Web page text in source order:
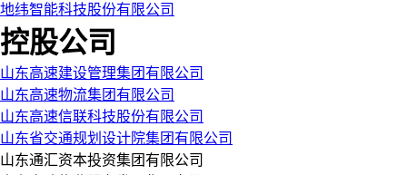
地纬智能科技股份有限公司
控股公司
山东高速建设管理集团有限公司
山东高速物流集团有限公司
山东高速信联科技股份有限公司
山东省交通规划设计院集团有限公司
山东通汇资本投资集团有限公司